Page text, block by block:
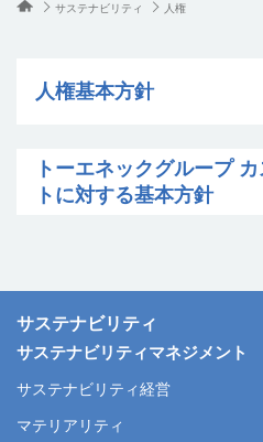
サステナビリティ 人権
人権基本方針
トーエネックグループ
トに対する基本方針
サステナビリティ
サステナビリティマネジメント
サステナビリティ経営
マテリアリティ